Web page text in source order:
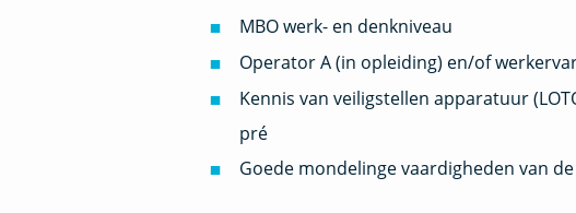
MBO werk- en denkniveau
Operator A (in opleiding) en/of
Kennis van veiligstellen apparatuur
pré
Goede mondelinge vaardigheden van